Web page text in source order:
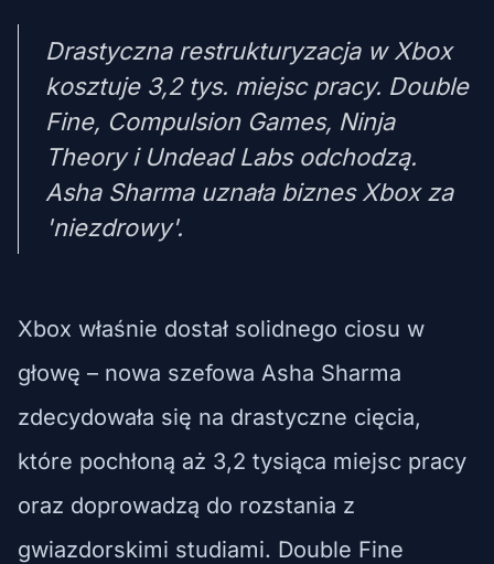
Drastyczna restrukturyzacja w Xbox
kosztuje 3,2 tys. miejsc pracy. Double
Fine, Compulsion Games, Ninja
Theory i Undead Labs odchodzą.
Asha Sharma uznała biznes Xbox za
'niezdrowy'.
Xbox właśnie dostał solidnego ciosu w
głowę – nowa szefowa Asha Sharma
zdecydowała się na drastyczne cięcia,
które pochłoną aż 3,2 tysiąca miejsc pracy
oraz doprowadzą do rozstania z
gwiazdorskimi studiami. Double Fine